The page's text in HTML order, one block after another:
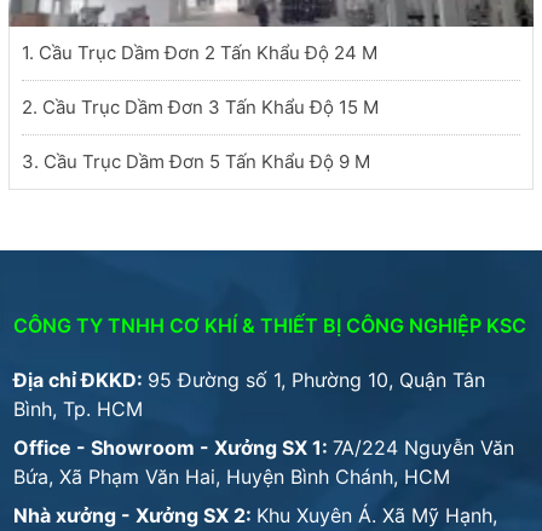
1. Cầu Trục Dầm Đơn 2 Tấn Khẩu Độ 24 M
2. Cầu Trục Dầm Đơn 3 Tấn Khẩu Độ 15 M
3. Cầu Trục Dầm Đơn 5 Tấn Khẩu Độ 9 M
CÔNG TY TNHH CƠ KHÍ & THIẾT BỊ CÔNG NGHIỆP KSC
Địa chỉ ĐKKD: 95 Đường số 1, Phường 10, Quận Tân
Bình, Tp. HCM
Office - Showroom - Xưởng SX 1:7A/224 Nguyễn Văn
Bứa, Xã Phạm Văn Hai, Huyện Bình Chánh, HCM
Nhà xưởng - Xưởng SX 2: Khu Xuyên Á. Xã Mỹ Hạnh,